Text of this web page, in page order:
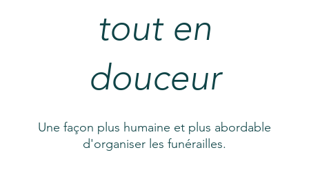
tout en
douceur
Une façon plus humaine et plus abordable
d'organiser les funérailles.